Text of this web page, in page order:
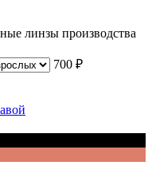
линзы производства
700 ₽